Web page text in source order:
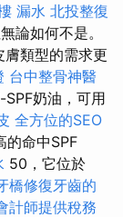
漏水 北投整復
論如何不是。
類型的需求更
台中整骨神醫
奶油，可用
全方位的SEO
的命中SPF
50，它位於
橋修復牙齒的
計師提供稅務